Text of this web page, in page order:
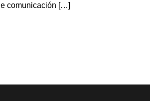
comunicación […]